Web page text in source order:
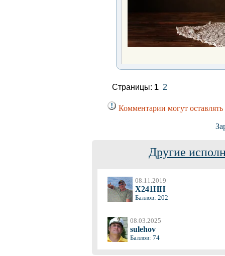
Страницы: 1 2
Комментарии могут
Другие
08.11.2019
X241HH
Баллов: 202
08.03.2025
sulehov
Баллов: 74